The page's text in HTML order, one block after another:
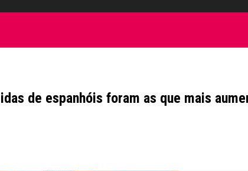
de espanhóis foram as que mais